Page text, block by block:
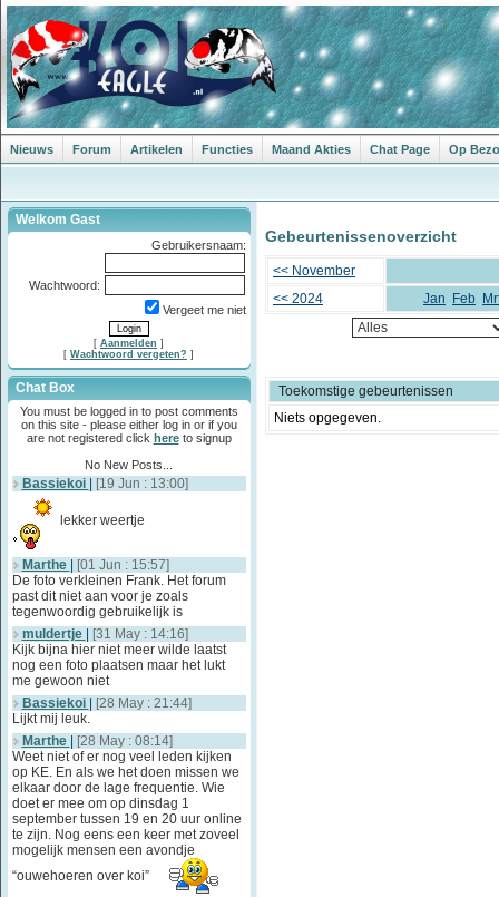
Nieuws Forum Artikelen Functies Maand Akties Chat Page Op
Welkom Gast
Gebruikersnaam:
Wachtwoord:
Vergeet me niet
[ Aanmelden ]
[ Wachtwoord vergeten? ]
Chat Box
You must be logged in to post comments
on this site - please either log in or if you
are not registered click hereto signup
No New Posts...
Bassiekoi [19 Jun : 13:00]
lekker weertje
Marthe
[01 Jun : 15:57]
De foto verkleinen Frank. Het forum
past dit niet aan voor je zoals
tegenwoordig gebruikelijk is
muldertje
[31 May : 14:16]
Kijk bijna hier niet meer wilde laatst
nog een foto plaatsen maar het lukt
me gewoon niet
Bassiekoi
[28 May : 21:44]
Lijkt mij leuk.
Marthe
[28 May : 08:14]
Weet niet of er nog veel leden kijken
op KE. En als we het doen missen we
elkaar door de lage frequentie. Wie
doet er mee om op dinsdag 1
september tussen 19 en 20 uur online
te zijn. Nog eens een keer met zoveel
mogelijk mensen een avondje
“ouwehoeren over koi”
Gebeurtenissenoverzicht
<< November
<< 2024
Jan Feb
Toekomstige gebeurtenissen
Niets opgegeven.